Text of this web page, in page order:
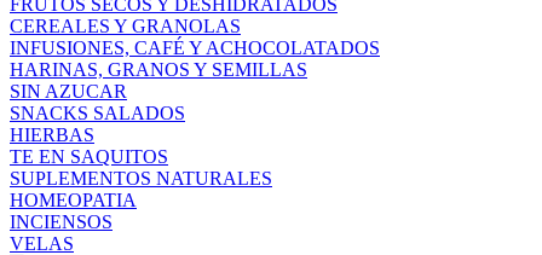
FRUTOS SECOS Y DESHIDRATADOS
CEREALES Y GRANOLAS
INFUSIONES, CAFÉ Y ACHOCOLATADOS
HARINAS, GRANOS Y SEMILLAS
SIN AZUCAR
SNACKS SALADOS
HIERBAS
TE EN SAQUITOS
SUPLEMENTOS NATURALES
HOMEOPATIA
INCIENSOS
VELAS